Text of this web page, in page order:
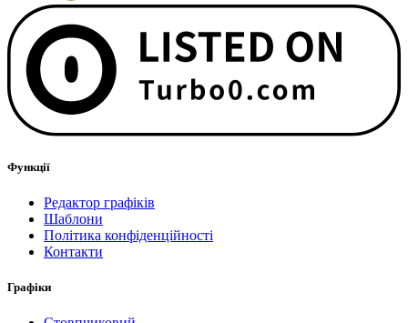
Функції
Редактор графіків
Шаблони
Політика конфіденційності
Контакти
Графіки